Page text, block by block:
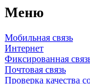
Меню
Мобильная связь
Интернет
Фиксированная
Почтовая связь
Проверка качества